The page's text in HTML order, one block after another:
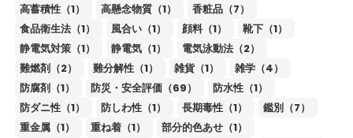
高蓄積性（1）
高懸念物質（1）
香粧品（7）
食品衛生法（1）
風合い（1） 顔料（1）
靴下（1）
静電気対策（1）
静電気（1）
電気泳動法（2）
難燃剤（2）
難分解性（1） 雑貨（1）
雑学（4）
防腐剤（1）
防災・安全評価（69）
防水性（1）
防ダニ性（1）
防しわ性（1） 長期毒性（1）
鑑別（7）
重金属（1）
重ね着（1）
部分的色あせ（1）